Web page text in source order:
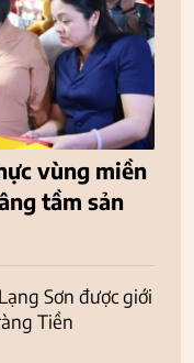
vùng miền
tầm sản
Sơn được giới
Tiền